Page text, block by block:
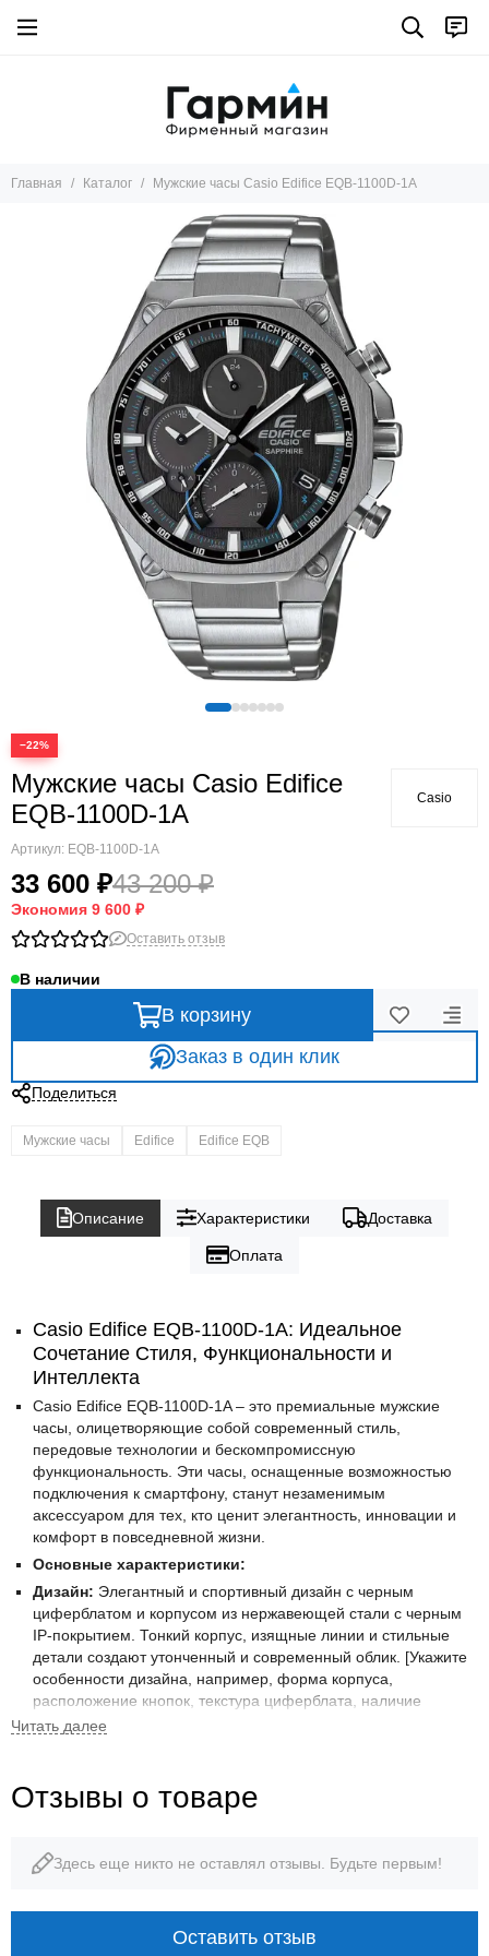
Главная Каталог Мужские часы Casio Edifice EQB-1100D-1A
−22%
Мужские часы Casio Edifice
EQB-1100D-1A
Артикул: EQB-1100D-1A
33 600 ₽43 200 ₽
Экономия 9 600 ₽
Casio
Оставить отзыв
В наличии
В корзину
Заказ в один клик
Поделиться
Мужские часы Edifice Edifice EQB
Описание Характеристики Доставка
Оплата
Casio Edifice EQB-1100D-1A: Идеальное
Сочетание Стиля, Функциональности и
Интеллекта
Casio Edifice EQB-1100D-1A – это премиальные мужские
часы, олицетворяющие собой современный стиль,
передовые технологии и бескомпромиссную
функциональность. Эти часы, оснащенные возможностью
подключения к смартфону, станут незаменимым
аксессуаром для тех, кто ценит элегантность, инновации и
комфорт в повседневной жизни.
Основные характеристики:
Дизайн: Элегантный и спортивный дизайн с черным
циферблатом и корпусом из нержавеющей стали с черным
IP-покрытием. Тонкий корпус, изящные линии и стильные
детали создают утонченный и современный облик. [Укажите
особенности дизайна, например, форма корпуса,
расположение кнопок, текстура циферблата, наличие
карбоновых элементов.]
повреждений.
обеспечивает комфортную посадку на запястье и надежную
застежки, ширина звеньев.]
Черный циферблат с четкими индексами и
Отзывы о товаре
Здесь еще никто не оставлял отзывы. Будьте первым!
Оставить отзыв